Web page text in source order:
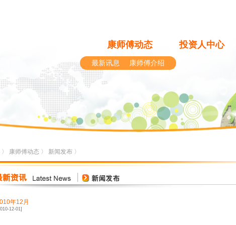
康师傅动态 投资人中心
最新讯息 康师傅介绍
〉 康师傅动态 〉 新闻发布 〉
年12月
12-01]